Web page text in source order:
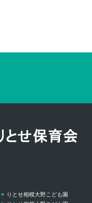
りとせ相模大野こども園